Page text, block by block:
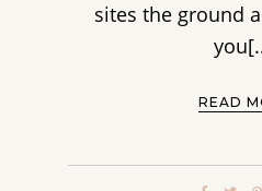
sites the ground
READ